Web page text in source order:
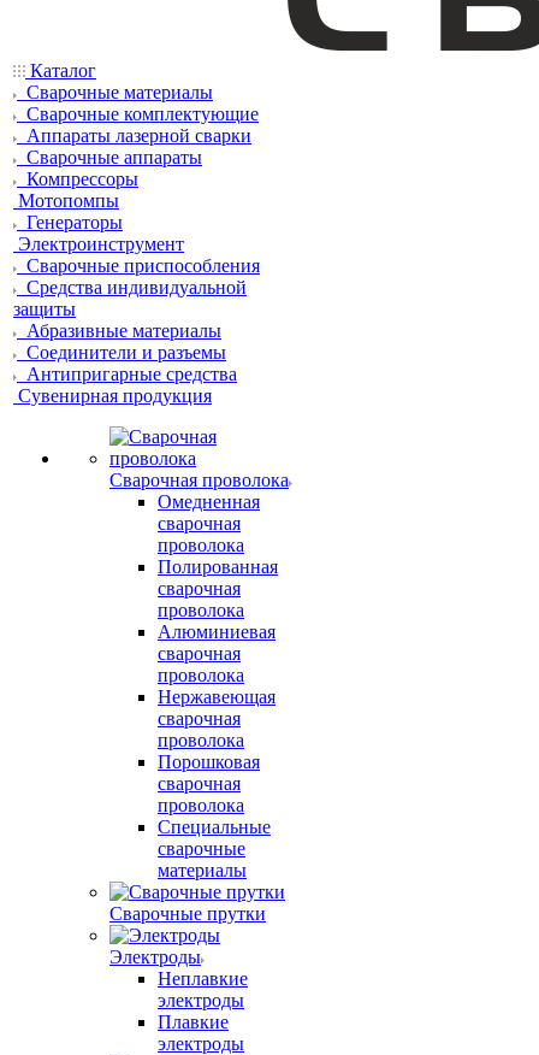
Каталог
Сварочные материалы
Сварочные комплектующие
Аппараты лазерной сварки
Сварочные аппараты
Компрессоры
Мотопомпы
Генераторы
Электроинструмент
Сварочные приспособления
Средства индивидуальной
защиты
Абразивные материалы
Соединители и разъемы
Антипригарные средства
Сувенирная продукция
Сварочная проволока
Омедненная
сварочная
проволока
Полированная
сварочная
проволока
Алюминиевая
сварочная
проволока
Нержавеющая
сварочная
проволока
Порошковая
сварочная
проволока
Специальные
сварочные
материалы
Сварочные прутки
Электроды
Неплавкие
электроды
Плавкие
электроды